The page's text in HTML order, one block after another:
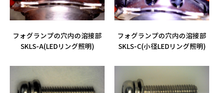
フォグランプの穴内の溶接部
SKLS-A(LEDリング照明)
フォグランプの穴内の溶接部
SKLS-C(小径LEDリング照明)